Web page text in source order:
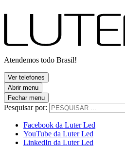
Atendemos todo Brasil!
Ver telefones
Abrir menu
Fechar menu
Pesquisar por:
Facebook da Luter Led
YouTube da Luter Led
LinkedIn da Luter Led